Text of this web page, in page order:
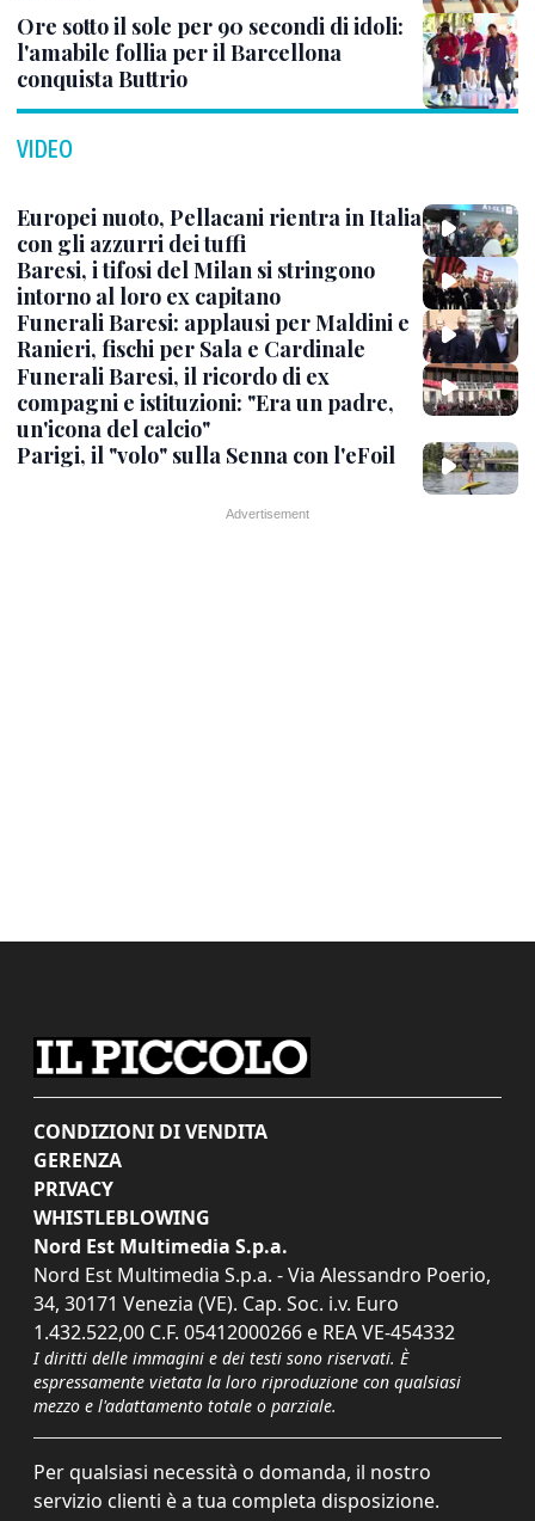
Ore sotto il sole per 90 secondi di idoli:
l'amabile follia per il Barcellona
conquista Buttrio
VIDEO
Europei nuoto, Pellacani rientra in Italia
con gli azzurri dei tuffi
Baresi, i tifosi del Milan si stringono
intorno al loro ex capitano
Funerali Baresi: applausi per Maldini e
Ranieri, fischi per Sala e Cardinale
Funerali Baresi, il ricordo di ex
compagni e istituzioni: "Era un padre,
un'icona del calcio"
Parigi, il "volo" sulla Senna con l'eFoil
CONDIZIONI DI VENDITA
GERENZA
PRIVACY
WHISTLEBLOWING
Nord Est Multimedia S.p.a.
Nord Est Multimedia S.p.a. - Via Alessandro Poerio,
34, 30171 Venezia (VE). Cap. Soc. i.v. Euro
1.432.522,00 C.F. 05412000266 e REA VE-454332
I diritti delle immagini e dei testi sono riservati. È
espressamente vietata la loro riproduzione con qualsiasi
mezzo e l'adattamento totale o parziale.
Per qualsiasi necessità o domanda, il nostro
servizio clienti è a tua completa disposizione.